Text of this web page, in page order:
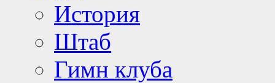
История
Штаб
Гимн клуба